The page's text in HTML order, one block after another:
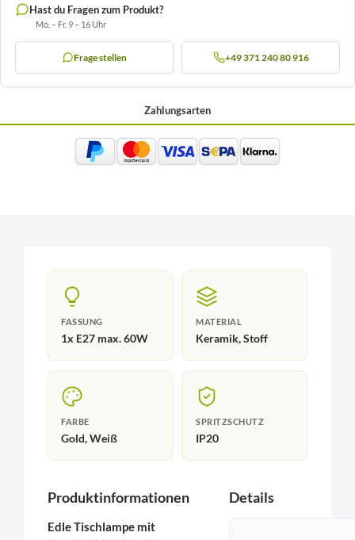
Hast du Fragen zum Produkt?
Mo. – Fr. 9 – 16 Uhr
Frage stellen +49 371 240 80 916
Zahlungsarten
FASSUNG
1x E27 max. 60W
MATERIAL
Keramik, Stoff
FARBE
Gold, Weiß
SPRITZSCHUTZ
IP20
Produktinformationen
Edle Tischlampe mit
Details